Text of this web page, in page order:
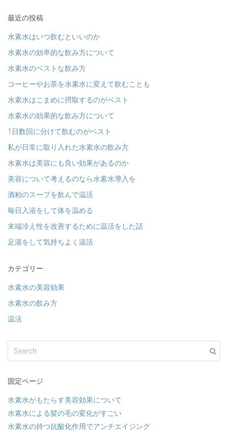
最近の投稿
水素水はいつ飲むといいのか
水素水の効率的な飲み方について
水素水のベストな飲み方
コーヒーやお茶を水素水に変えて飲むことも
水素水はこまめに摂取するのがベスト
水素水の効果的な飲み方について
1日数回に分けて飲むのがベスト
私が日常に取り入れた水素水の飲み方
水素水は美容にも良い効果があるのか
美容について考えるのなら水素水導入を
酒粕のスープを飲んで温活
毎日入浴をして体を温める
末端冷え性を改善するために温活をした話
足湯をして気持ちよく温活
カテゴリー
水素水の美容効果
水素水の飲み方
温活
固定ページ
水素水がもたらす美容効果について
水素水による髪の毛の変化がすごい
水素水の持つ抗酸化作用でアンチエイジング